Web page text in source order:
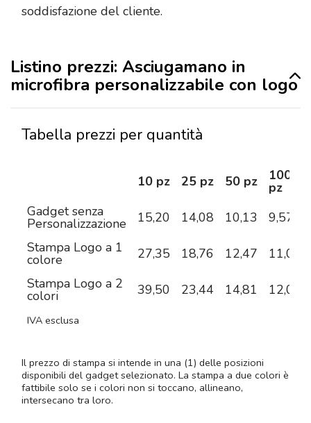
soddisfazione del cliente.
Listino prezzi: Asciugamano in
microfibra personalizzabile con logo
Tabella prezzi per quantità
10 pz 25 pz 50 pz 100
pz
Gadget senza
Personalizzazione 15,20 14,08 10,13
9,57
Stampa Logo a 1
colore 27,35 18,76 12,47
11,09
Stampa Logo a 2
colori 39,50 23,44 14,81 12,04
IVA esclusa
Il prezzo di stampa si intende in una (1) delle posizioni
disponibili del gadget selezionato. La stampa a due colori è
fattibile solo se i colori non si toccano, allineano,
intersecano tra loro.